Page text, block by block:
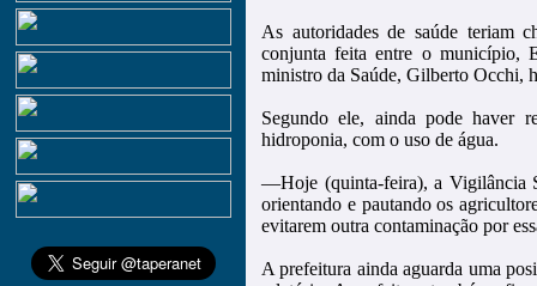
As autoridades de saúde teriam
conjunta feita entre o município,
ministro da Saúde, Gilberto Occhi,
Segundo ele, ainda pode haver
hidroponia, com o uso de água.
—Hoje (quinta-feira), a Vigilância
orientando e pautando os
evitarem outra contaminação por
A prefeitura ainda aguarda uma